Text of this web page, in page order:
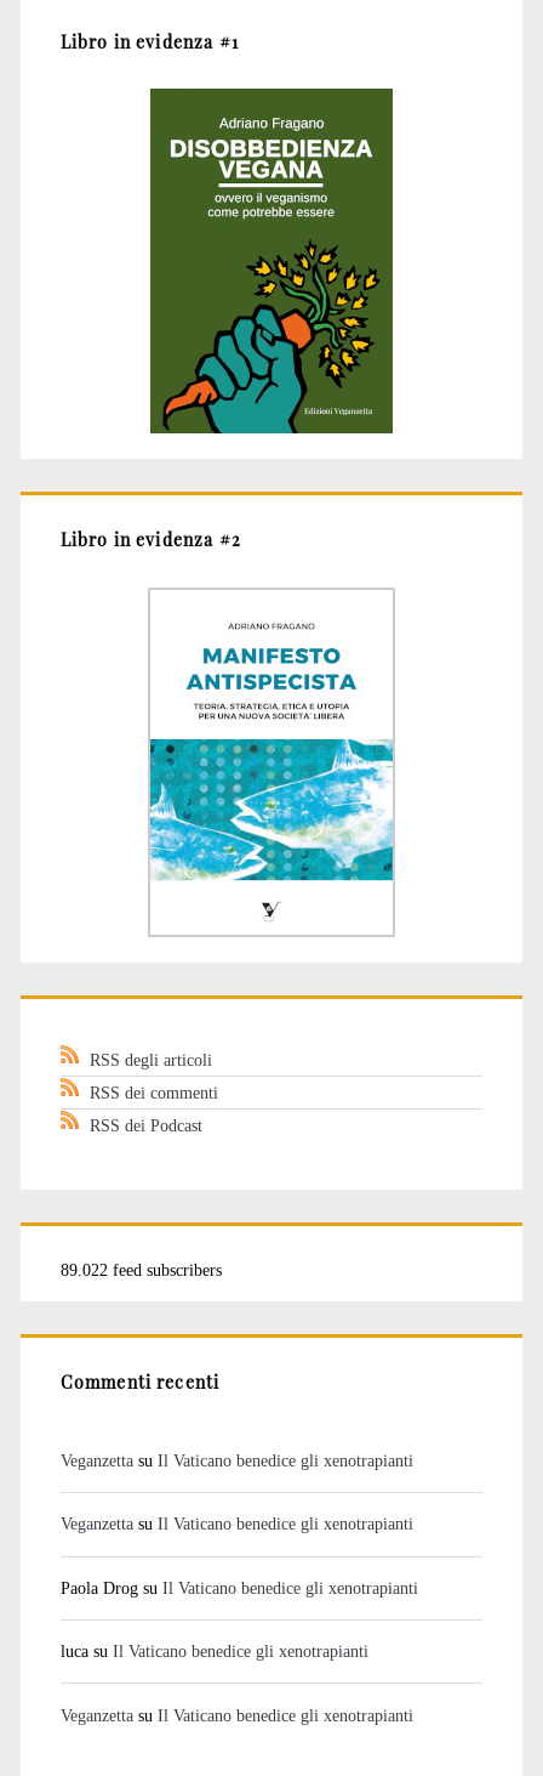
Libro in evidenza #1
Libro in evidenza #2
RSS degli articoli
RSS dei commenti
RSS dei Podcast
89.022 feed subscribers
Commenti recenti
Veganzettasu Il Vaticano benedice gli xenotrapianti
Veganzettasu Il Vaticano benedice gli xenotrapianti
Paola Drogsu Il Vaticano benedice gli xenotrapianti
lucasu Il Vaticano benedice gli xenotrapianti
Veganzettasu Il Vaticano benedice gli xenotrapianti